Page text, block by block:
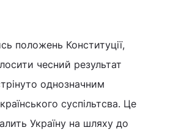
положень Конституції,
чесний результат
однозначним
суспільтсва. Це
Україну на шляху до